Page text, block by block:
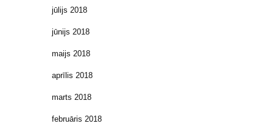
jūlijs 2018
jūnijs 2018
maijs 2018
aprīlis 2018
marts 2018
februāris 2018